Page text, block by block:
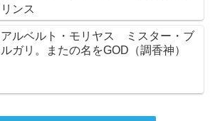
リンス
アルベルト・モリヤス ミスター・ブ
ルガリ。またの名をGOD（調香神）